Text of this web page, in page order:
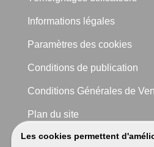
Les cookies permettent
Informations légales
Paramètres des cookies
Conditions de publication
Conditions Générales de
Plan du site